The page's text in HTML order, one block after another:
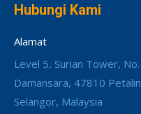
Hubungi Kami
Alamat
Level 5, Surian Tower,
Damansara, 47810
Selangor, Malaysia